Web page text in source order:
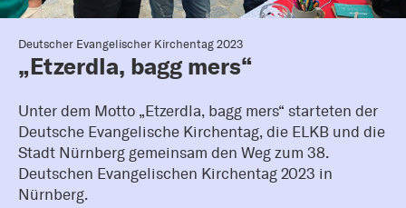
Deutscher Evangelischer Kirchentag 2023
„Etzerdla, bagg mers“
Unter dem Motto „Etzerdla, bagg mers“ starteten der
Deutsche Evangelische Kirchentag, die ELKB und die
Stadt Nürnberg gemeinsam den Weg zum 38.
Deutschen Evangelischen Kirchentag 2023 in
Nürnberg.